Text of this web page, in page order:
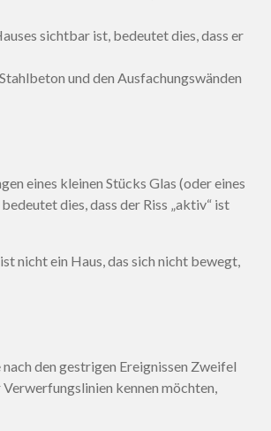
sichtbar ist, bedeutet dies, dass er
und den Ausfachungswänden
eines kleinen Stücks Glas (oder eines
dies, dass der Riss „aktiv“ ist
nicht ein Haus, das sich nicht bewegt,
den gestrigen Ereignissen Zweifel
kennen möchten,